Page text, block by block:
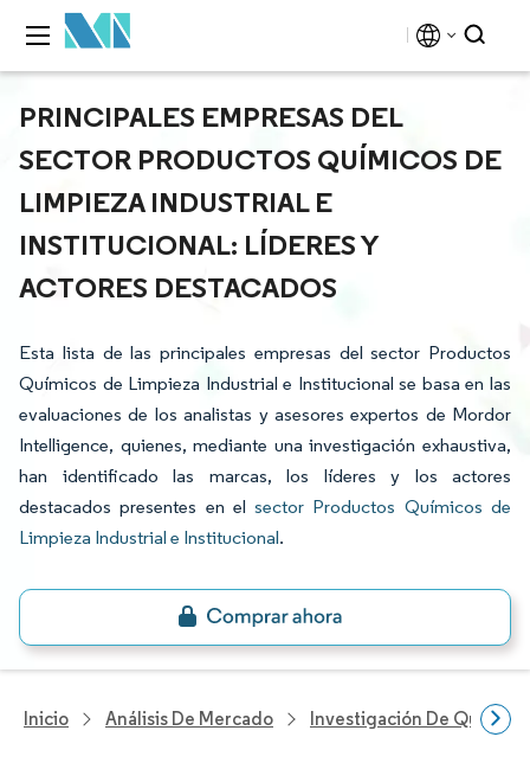
PRINCIPALES EMPRESAS DEL
SECTOR PRODUCTOS QUÍMICOS DE
LIMPIEZA INDUSTRIAL E
INSTITUCIONAL: LÍDERES Y
ACTORES DESTACADOS
Esta lista de las principales empresas del sector Productos
Químicos de Limpieza Industrial e Institucional se basa en las
evaluaciones de los analistas y asesores expertos de Mordor
Intelligence, quienes, mediante una investigación exhaustiva,
han identificado las marcas, los líderes y los actores
destacados presentes en elsector Productos Químicos de
Limpieza Industrial e Institucional.
Inicio Análisis De Mercado Investigación De